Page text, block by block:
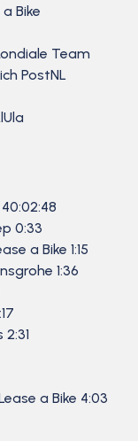
Bike
Team
PostNL
0:33
a Bike 1:15
1:36
a Bike 4:03